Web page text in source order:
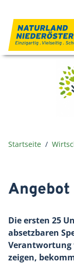
Startseite
Angebot
Die ersten 25
absetzbaren
Verantwortung
zeigen,